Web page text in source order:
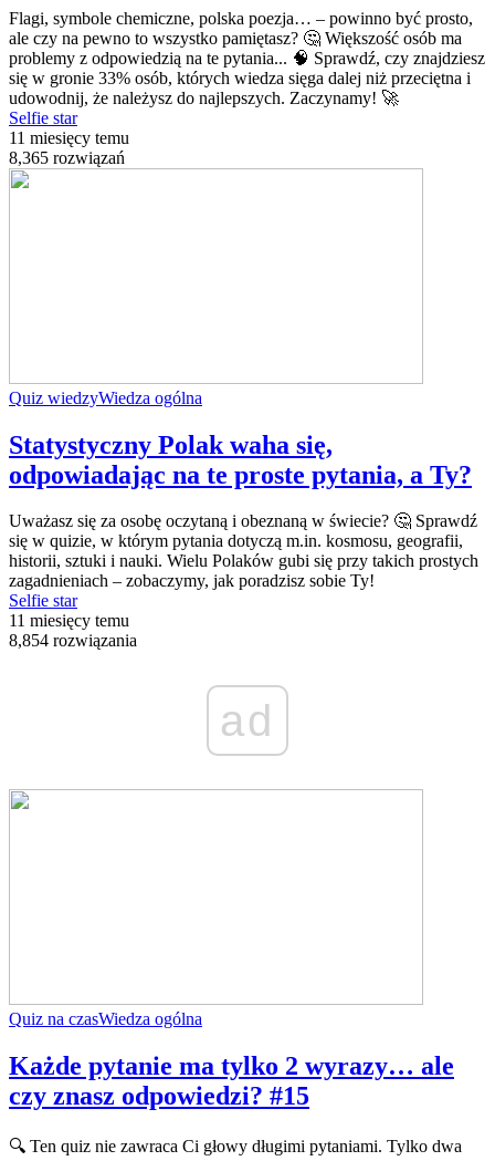
Flagi, symbole chemiczne, polska poezja… – powinno być prosto,
ale czy na pewno to wszystko pamiętasz? 🤔 Większość osób ma
problemy z odpowiedzią na te pytania... 🧠 Sprawdź, czy znajdziesz
się w gronie 33% osób, których wiedza sięga dalej niż przeciętna i
udowodnij, że należysz do najlepszych. Zaczynamy! 🚀
Selfie star
11 miesięcy temu
8,365 rozwiązań
Quiz wiedzyWiedza ogólna
Statystyczny Polak waha się,
odpowiadając na te proste pytania, a Ty?
Uważasz się za osobę oczytaną i obeznaną w świecie? 🤔 Sprawdź
się w quizie, w którym pytania dotyczą m.in. kosmosu, geografii,
historii, sztuki i nauki. Wielu Polaków gubi się przy takich prostych
zagadnieniach – zobaczymy, jak poradzisz sobie Ty!
Selfie star
11 miesięcy temu
8,854 rozwiązania
ad
Quiz na czasWiedza ogólna
Każde pytanie ma tylko 2 wyrazy… ale
czy znasz odpowiedzi? #15
🔍 Ten quiz nie zawraca Ci głowy długimi pytaniami. Tylko dwa